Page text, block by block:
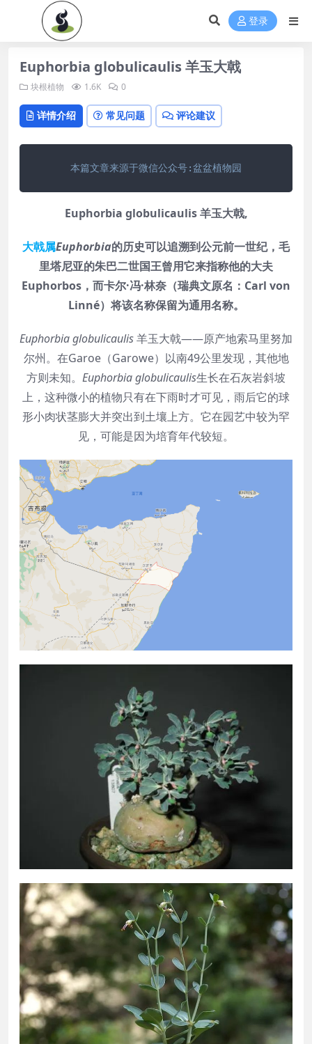
登录
Euphorbia globulicaulis 羊玉大戟
块根植物 1.6K 0
详情介绍 常见问题 评论建议
本篇文章来源于微信公众号:盆盆植物园
Euphorbia globulicaulis 羊玉大戟,
大戟属Euphorbia的历史可以追溯到公元前一世纪，毛
里塔尼亚的朱巴二世国王曾用它来指称他的大夫
Euphorbos，而卡尔·冯·林奈（瑞典文原名：Carl von
Linné）将该名称保留为通用名称。
Euphorbia globulicaulis羊玉大戟——原产地索马里努加
尔州。在Garoe（Garowe）以南49公里发现，其他地
方则未知。 Euphorbia globulicaulis生长在石灰岩斜坡
上， 这种微小的植物只有在下雨时才可见，雨后它的球
形小肉状茎膨大并突出到土壤上方。它在园艺中较为罕
见，可能是因为培育年代较短。